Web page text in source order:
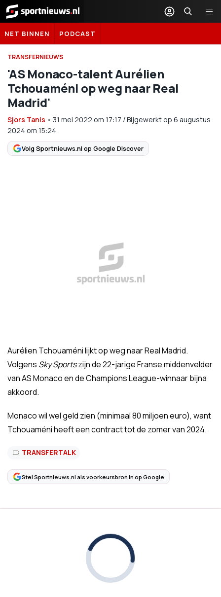
Sportnieuws.nl
NET BINNEN PODCAST
TRANSFERNIEUWS
'AS Monaco-talent Aurélien
Tchouaméni op weg naar Real
Madrid'
Sjors Tanis • 31 mei 2022 om 17:17 /Bijgewerkt op 6 augustus
2024 om 15:24
Volg Sportnieuws.nl op Google Discover
Aurélien Tchouaméni lijkt op weg naar Real Madrid.
Volgens Sky Sportszijn de 22-jarige Franse middenvelder
van AS Monaco en de Champions League-winnaar bijna
akkoord.
Monaco wil wel geld zien (minimaal 80 miljoen euro), want
Tchouaméni heeft een contract tot de zomer van 2024.
TRANSFERTALK
Stel Sportnieuws.nl als voorkeursbron in op Google